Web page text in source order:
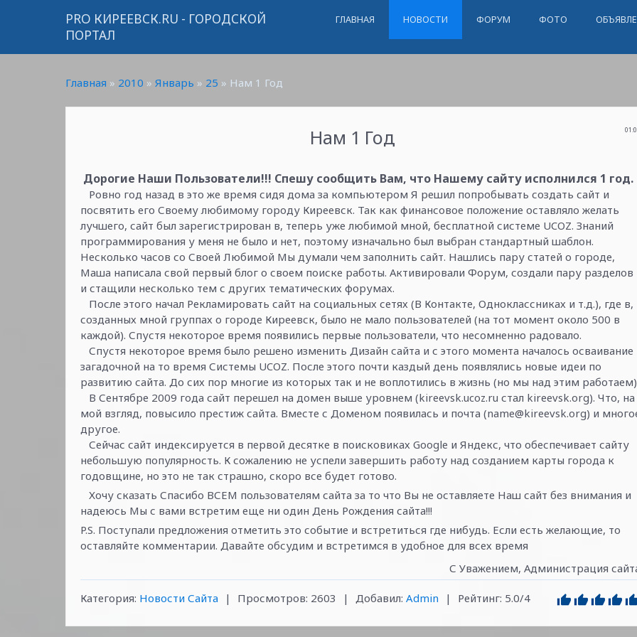
PRO КИРЕЕВСК.RU - ГОРОДСКОЙ
ПОРТАЛ
ГЛАВНАЯ НОВОСТИ ФОРУМ ФОТО
Главная » 2010 » Январь » 25 » Нам 1 Год
Нам 1 Год
Дорогие Наши Пользователи!!! Спешу сообщить Вам, что Нашему сайту исполнился 1 год.
Ровно год назад в это же время сидя дома за компьютером Я решил попробывать создать сайт и
посвятить его Своему любимому городу Киреевск. Так как финансовое положение оставляло желать
лучшего, сайт был зарегистрирован в, теперь уже любимой мной, бесплатной системе UCOZ. Знаний
программирования у меня не было и нет, поэтому изначально был выбран стандартный шаблон.
Несколько часов со Своей Любимой Мы думали чем заполнить сайт. Нашлись пару статей о городе,
Маша написала свой первый блог о своем поиске работы. Активировали Форум, создали пару разделов
и стащили несколько тем с других тематических форумах.
После этого начал Рекламировать сайт на социальных сетях (В Контакте, Одноклассниках и т.д.), где в,
созданных мной группах о городе Киреевск, было не мало пользователей (на тот момент около 500 в
каждой). Спустя некоторое время появились первые пользователи, что несомненно радовало.
Спустя некоторое время было решено изменить Дизайн сайта и с этого момента началось осваивание
загадочной на то время Системы UCOZ. После этого почти каздый день появлялись новые идеи по
развитию сайта. До сих пор многие из которых так и не воплотились в жизнь (но мы над этим
В Сентябре 2009 года сайт перешел на домен выше уровнем (kireevsk.ucoz.ru стал kireevsk.org). Что, на
мой взгляд, повысило престиж сайта. Вместе с Доменом появилась и почта (name@kireevsk.org) и
другое.
Сейчас сайт индексируется в первой десятке в поисковиках Google и Яндекс, что обеспечивает сайту
небольшую популярность. К сожалению не успели завершить работу над созданием карты города к
годовщине, но это не так страшно, скоро все будет готово.
Хочу сказать Спасибо ВСЕМ пользователям сайта за то что Вы не оставляете Наш сайт без внимания и
надеюсь Мы с вами встретим еще ни один День Рождения сайта!!!
P.S. Поступали предложения отметить это событие и встретиться где нибудь. Если есть желающие, то
оставляйте комментарии. Давайте обсудим и встретимся в удобное для всех время
С Уважением, Администрация
Категория: Новости Сайта | Просмотров: 2603 | Добавил: Admin | Рейтинг: 5.0/4